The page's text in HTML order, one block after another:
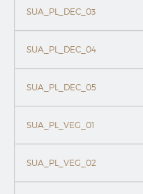
SUA_PL_DEC_03
SUA_PL_DEC_04
SUA_PL_DEC_05
SUA_PL_VEG_01
SUA_PL_VEG_02